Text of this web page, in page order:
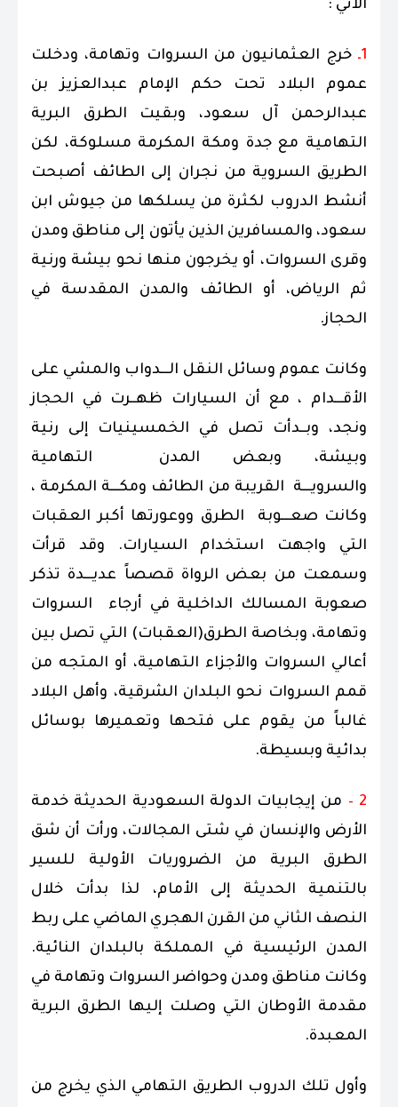
الآتي :
1ـ خرج العثمانيون من السروات وتهامة، ودخلت
عموم البلاد تحت حكم الإمام عبدالعزيز بن
عبدالرحمن آل سعود، وبقيت الطرق البرية
التهامية مع جدة ومكة المكرمة مسلوكة، لكن
الطريق السروية من نجران إلى الطائف أصبحت
أنشط الدروب لكثرة من يسلكها من جيوش ابن
سعود، والمسافرين الذين يأتون إلى مناطق ومدن
وقرى السروات، أو يخرجون منها نحو بيشة ورنية
ثم الرياض، أو الطائف والمدن المقدسة في
الحجاز.
وكانت عموم وسائل النقل الـــدواب والمشي على
الأقـــدام ، مع أن السيارات ظهــرت في الحجاز
ونجد، وبــدأت تصل في الخمسينيات إلى رنية
وبيشة، وبعض المدن التهامية
والسرويـــة القريبة من الطائف ومكـــة المكرمة ،
وكانت صعـــوبة الطرق ووعورتها أكبر العقبات
التي واجهت استخدام السيارات. وقد قرأت
وسمعت من بعض الرواة قصصاً عديـــدة تذكر
صعوبة المسالك الداخلية في أرجاء السروات
وتهامة، وبخاصة الطرق(العقبات) التي تصل بين
أعالي السروات والأجزاء التهامية، أو المتجه من
قمم السروات نحو البلدان الشرقية، وأهل البلاد
غالباً من يقوم على فتحها وتعميرها بوسائل
بدائية وبسيطة.
2 –
من إيجابيات الدولة السعودية الحديثة خدمة
الأرض والإنسان في شتى المجالات، ورأت أن شق
الطرق البرية من الضروريات الأولية للسير
بالتنمية الحديثة إلى الأمام، لذا بدأت خلال
النصف الثاني من القرن الهجري الماضي على ربط
المدن الرئيسية في المملكة بالبلدان النائية.
وكانت مناطق ومدن وحواضر السروات وتهامة في
مقدمة الأوطان التي وصلت إليها الطرق البرية
المعبدة.
وأول تلك الدروب الطريق التهامي الذي يخرج من